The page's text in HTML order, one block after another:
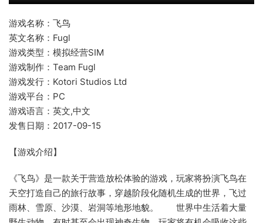
游戏名称：飞鸟
英文名称：Fugl
游戏类型：模拟经营SIM
游戏制作：Team Fugl
游戏发行：Kotori Studios Ltd
游戏平台：PC
游戏语言：英文,中文
发售日期：2017-09-15
【游戏介绍】
《飞鸟》是一款关于营造放松体验的游戏，玩家将扮演飞鸟在
天空打造自己的旅行故事，穿越阶段化随机生成的世界，飞过
雨林、雪原、沙漠、岩洞等地形地貌。 世界中生活着大量